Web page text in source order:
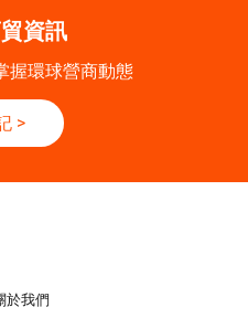
資訊
握環球營商動態
>
於我們